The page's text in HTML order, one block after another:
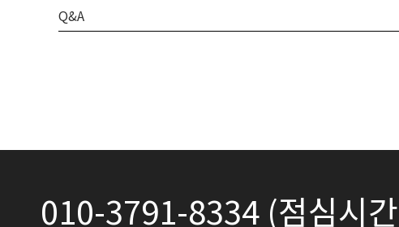
Q&A
010-3791-8334 (점심시